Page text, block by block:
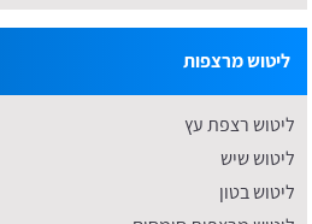
ליטוש מרצפות
ליטוש רצפת עץ
ליטוש שיש
ליטוש בטון